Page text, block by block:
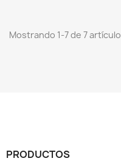
Mostrando 1-7 de 7
PRODUCTOS